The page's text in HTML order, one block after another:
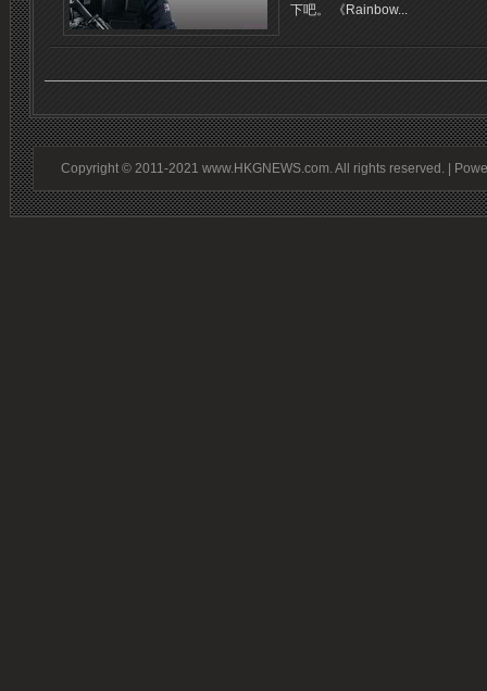
下吧。 《Rainbow...
Copyright © 2011-2021 www.HKGNEWS.com. All rights reserved. |